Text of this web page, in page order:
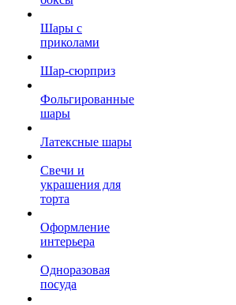
Шары с
приколами
Шар-сюрприз
Фольгированные
шары
Латексные шары
Свечи и
украшения для
торта
Оформление
интерьера
Одноразовая
посуда